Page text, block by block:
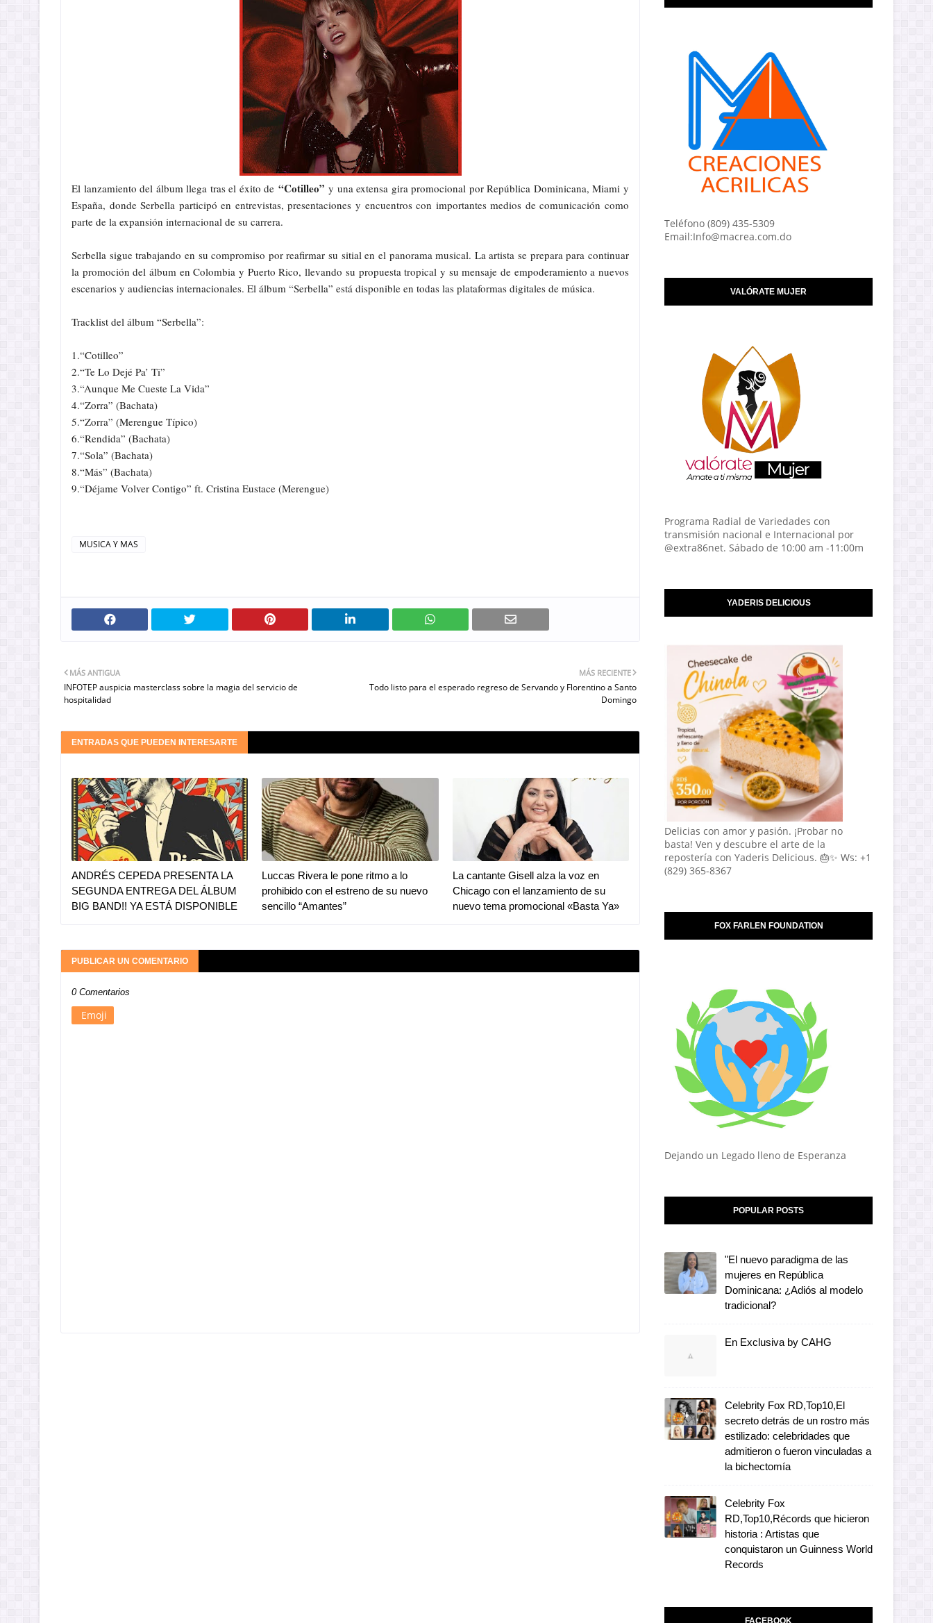
El lanzamiento del álbum llega tras el éxito de “Cotilleo” y una extensa gira promocional por República Dominicana, Miami y
España, donde Serbella participó en entrevistas, presentaciones y encuentros con importantes medios de comunicación como
parte de la expansión internacional de su carrera.
Serbella sigue trabajando en su compromiso por reafirmar su sitial en el panorama musical. La artista se prepara para continuar
la promoción del álbum en Colombia y Puerto Rico, llevando su propuesta tropical y su mensaje de empoderamiento a nuevos
escenarios y audiencias internacionales. El álbum “Serbella” está disponible en todas las plataformas digitales de música.
Tracklist del álbum “Serbella”:
1.“Cotilleo”
2.“Te Lo Dejé Pa’ Ti”
3.“Aunque Me Cueste La Vida”
4.“Zorra” (Bachata)
5.“Zorra” (Merengue Típico)
6.“Rendida” (Bachata)
7.“Sola” (Bachata)
8.“Más” (Bachata)
9.“Déjame Volver Contigo” ft. Cristina Eustace (Merengue)
MUSICA Y MAS
MÁS RECIENTE
Todo listo para el esperado regreso de Servando y Florentino a Santo
Domingo
MÁS ANTIGUA
INFOTEP auspicia masterclass sobre la magia del servicio de
hospitalidad
ENTRADAS QUE PUEDEN INTERESARTE
ANDRÉS CEPEDA PRESENTA LA
SEGUNDA ENTREGA DEL ÁLBUM
BIG BAND!! YA ESTÁ DISPONIBLE
Luccas Rivera le pone ritmo a lo
prohibido con el estreno de su nuevo
sencillo “Amantes”
La cantante Gisell alza la voz en
Chicago con el lanzamiento de su
nuevo tema promocional «Basta Ya»
PUBLICAR UN COMENTARIO
0 Comentarios
Emoji
Teléfono (809) 435-5309
Email:Info@macrea.com.do
VALÓRATE MUJER
Programa Radial de Variedades con
transmisión nacional e Internacional por
@extra86net. Sábado de 10:00 am -11:00m
YADERIS DELICIOUS
Delicias con amor y pasión. ¡Probar no
basta! Ven y descubre el arte de la
repostería con Yaderis Delicious. 🎂✨ Ws: +1
(829) 365-8367
FOX FARLEN FOUNDATION
Dejando un Legado lleno de Esperanza
POPULAR POSTS
"El nuevo paradigma de las
mujeres en República
Dominicana: ¿Adiós al modelo
tradicional?
En Exclusiva by CAHG
Celebrity Fox RD,Top10,El
secreto detrás de un rostro más
estilizado: celebridades que
admitieron o fueron vinculadas a
la bichectomía
Celebrity Fox
RD,Top10,Récords que hicieron
historia : Artistas que
conquistaron un Guinness World
Records
FACEBOOK